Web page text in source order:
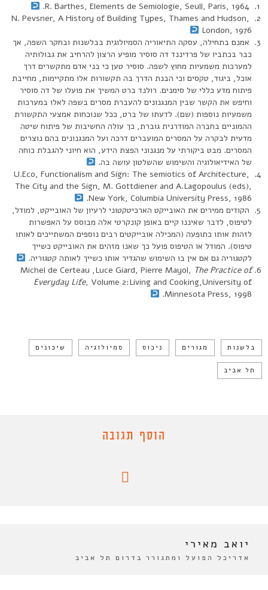
R. Barthes, Elements de Semiologie, Seull, Paris, 1964.
N. Pevsner, A History of Building Types, Thames and Hudson,
London, 1976
אמנם בתחילה, עסקה התיאוריה הסמיולוגית בבלשנות ובחקר השפה, אך
כבר בכתביו של פרדיננד דה סוסיר מופיע הרצון להרחיב את גבולותיה
למערכות משמעיות מחוץ לשפה. סוסיר טען כי בני אדם מתקשרים דרך
אוכל, ביגוד, טקסים וכי הבנת הדרך בה תקשורות אלו מתקיימות, מחייבת
פיתוח מדע כללי של סימנים. רולנד ברט המשיך את פועלו של דה סוסיר
וחיפש את הקשר שבין המנגנונים להעברת מסרים בשפה לאלו במערכות
משמעיות נוספות (שם). לדעתו של ברט, ככל שנוכחות אמצעי התקשורת
ההמוניים בחברה המודרנית גוברת, כך עולה החשיבות של פיתוח שיטה
מדעית לבקרה על המסרים המועברים דרכה ועל המנגנונים בהם נוצרים
המסרים. מבט ביקורתי על מנגנוני הפצת הידע, הוא חיוני להגבלת כוחה
של האידיאולוגיה והשימוש שהשלטון עושה בה.
U.Eco, Functionalism and Sign: The semiotics of Architecture,
The City and the Sign, M. Gottdiener and A.Lagopoulus (eds),
New York, Columbia University Press, 1986.
הקודים ממירים את האובייקט הארכיטקטוני לרעיון של האובייקט, למודל,
לטיפוס, לדבר שאיננו קיים באופן קונקרטי אלה מבוסס על האפשרות
לזהות אותו כתופעה (המכילה אובייקטים רבים נוספים המשתייכים לאותו
טיפוס). המודל או הטיפוס פועל כך שאנו מזהים את האובייקט כשייך
לקטגוריה גם אם אין בו השימוש שהגדיר אותו כשייך לאותה קטגוריה.
Michel de Certeau ,Luce Giard, Pierre Mayol, The Practice of
Everyday Life, Volume 2:Living and Cooking,University of
Minnesota Press, 1998.
בלשנות מגורים ניכוס סמיולוגיה שיכונים
תל אביב
הוסף תגובה
יואב מאירי
אדריכל הפועל ומתגורר בדרום תל אביב